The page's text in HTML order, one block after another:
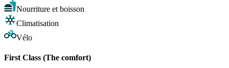
Nourriture et boisson
Climatisation
Vélo
First Class (The comfort)